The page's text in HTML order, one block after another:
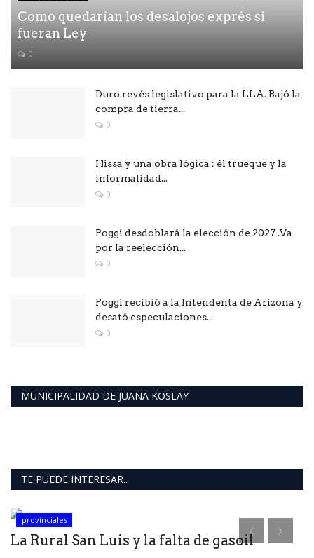
Como quedarían los desalojos exprés si
fueran Ley
0
Duro revés legislativo para la LLA. Bajó la
compra de tierra...
0
Hissa y una obra lógica : él trueque y la
informalidad...
0
Poggi desdoblará la elección de 2027 .Va
por la reelección...
0
Poggi recibió a la Intendenta de Arizona y
desató especulaciones...
0
MUNICIPALIDAD DE JUANA KOSLAY
TE PUEDE INTERESAR..
provinciales
La Rural San Luis y la falta de gasoil